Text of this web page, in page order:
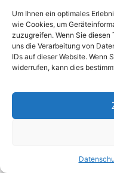
Um Ihnen ein optimales
wie Cookies, um
zuzugreifen. Wenn Sie
uns die Verarbeitung von
IDs auf dieser Website. Wenn
widerrufen, kann dies
e-Learning für ZOLL